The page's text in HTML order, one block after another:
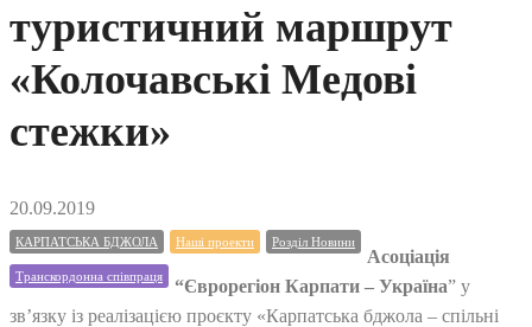
туристичний маршрут
«Колочавські Медові
стежки»
20.09.2019
КАРПАТСЬКА БДЖОЛА Наші проекти Розділ Новини
Транскордонна співпраця
Асоціація
“Єврорегіон Карпати – Україна” у
зв’язку із реалізацією проєкту «Карпатська бджола – спільні